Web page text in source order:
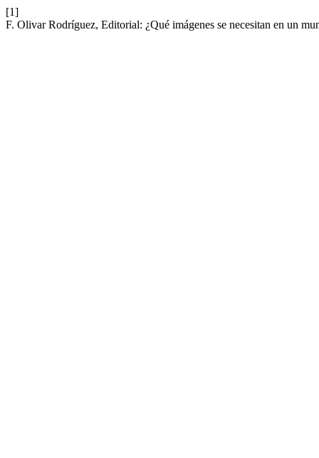
[1]
F. Olivar Rodríguez, Editorial: ¿Qué imágenes se necesitan en un